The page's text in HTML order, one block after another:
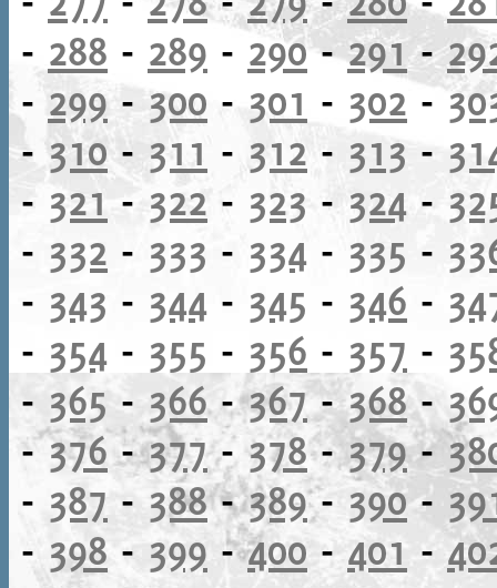
- 288 - 289 - 290-291-
- 299 -300 - 301 - 302 -
-310- 311 - 312- 313 -
- 321 - 322 - 323 - 324 -
- 332 - 333 - 334 - 335 -
- 343 - 344 - 345 - 346 -
- 354 - 355 - 356 - 357 -
- 365 - 366-367-368-
-376-377-378- 379-
- 387 - 388-389- 390-
- 398 - 399 -400-401 -